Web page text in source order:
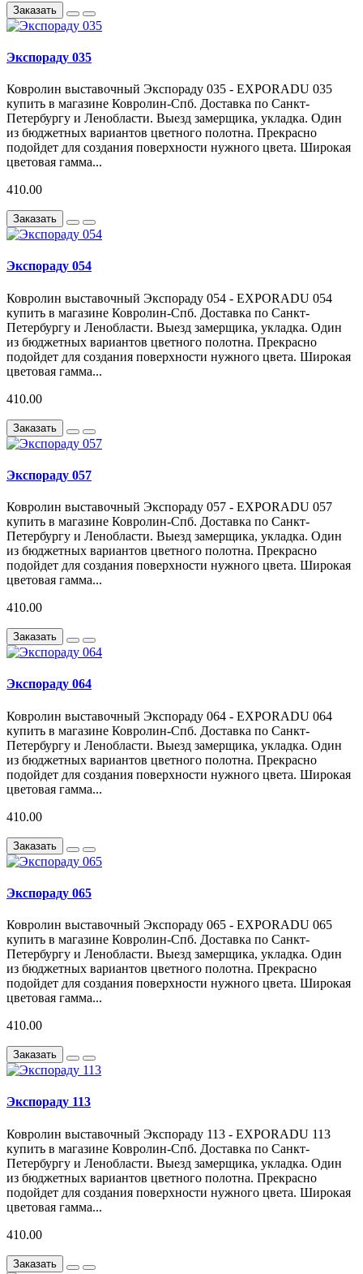
Заказать
Экспораду 035
Ковролин выставочный Экспораду 035 - EXPORADU 035
купить в магазине Ковролин-Спб. Доставка по Санкт-
Петербургу и Ленобласти. Выезд замерщика, укладка. Один
из бюджетных вариантов цветного полотна. Прекрасно
подойдет для создания поверхности нужного цвета. Широкая
цветовая гамма...
410.00
Заказать
Экспораду 054
Ковролин выставочный Экспораду 054 - EXPORADU 054
купить в магазине Ковролин-Спб. Доставка по Санкт-
Петербургу и Ленобласти. Выезд замерщика, укладка. Один
из бюджетных вариантов цветного полотна. Прекрасно
подойдет для создания поверхности нужного цвета. Широкая
цветовая гамма...
410.00
Заказать
Экспораду 057
Ковролин выставочный Экспораду 057 - EXPORADU 057
купить в магазине Ковролин-Спб. Доставка по Санкт-
Петербургу и Ленобласти. Выезд замерщика, укладка. Один
из бюджетных вариантов цветного полотна. Прекрасно
подойдет для создания поверхности нужного цвета. Широкая
цветовая гамма...
410.00
Заказать
Экспораду 064
Ковролин выставочный Экспораду 064 - EXPORADU 064
купить в магазине Ковролин-Спб. Доставка по Санкт-
Петербургу и Ленобласти. Выезд замерщика, укладка. Один
из бюджетных вариантов цветного полотна. Прекрасно
подойдет для создания поверхности нужного цвета. Широкая
цветовая гамма...
410.00
Заказать
Экспораду 065
Ковролин выставочный Экспораду 065 - EXPORADU 065
купить в магазине Ковролин-Спб. Доставка по Санкт-
Петербургу и Ленобласти. Выезд замерщика, укладка. Один
из бюджетных вариантов цветного полотна. Прекрасно
подойдет для создания поверхности нужного цвета. Широкая
цветовая гамма...
410.00
Заказать
Экспораду 113
Ковролин выставочный Экспораду 113 - EXPORADU 113
купить в магазине Ковролин-Спб. Доставка по Санкт-
Петербургу и Ленобласти. Выезд замерщика, укладка. Один
из бюджетных вариантов цветного полотна. Прекрасно
подойдет для создания поверхности нужного цвета. Широкая
цветовая гамма...
410.00
Заказать